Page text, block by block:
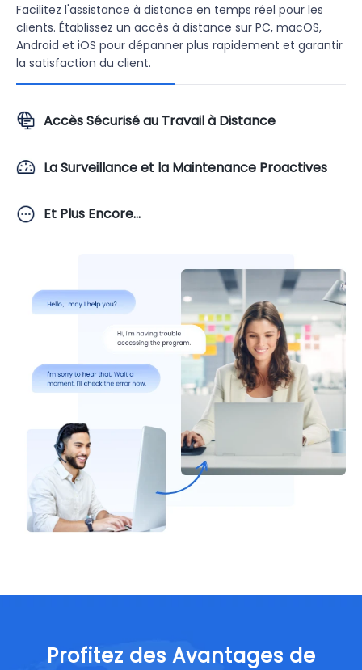
Facilitez l'assistance à distance en temps réel pour les
clients. Établissez un accès à distance sur PC, macOS,
Android et iOS pour dépanner plus rapidement et garantir
la satisfaction du client.
Accès Sécurisé au Travail à Distance
La Surveillance et la Maintenance Proactives
Et Plus Encore...
Profitez des Avantages de